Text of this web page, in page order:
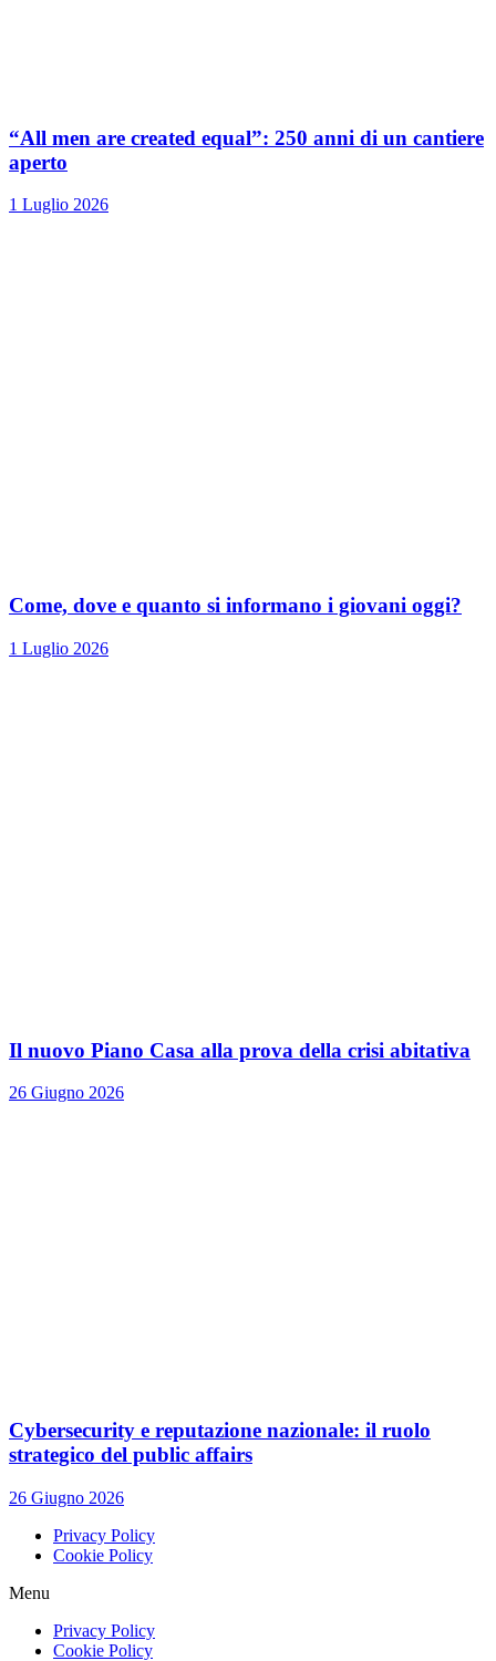
“All men are created equal”: 250 anni di un cantiere
aperto
1 Luglio 2026
Come, dove e quanto si informano i giovani oggi?
1 Luglio 2026
Il nuovo Piano Casa alla prova della crisi abitativa
26 Giugno 2026
Cybersecurity e reputazione nazionale: il ruolo
strategico del public affairs
26 Giugno 2026
Privacy Policy
Cookie Policy
Menu
Privacy Policy
Cookie Policy